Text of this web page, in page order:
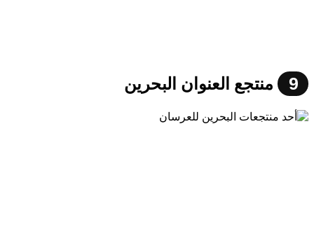
9 منتجع العنوان البحرين